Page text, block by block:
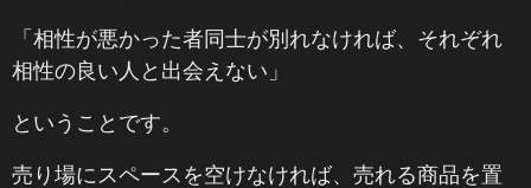
「相性が悪かった者同士が別れなければ、それぞれ
相性の良い人と出会えない」
ということです。
売り場にスペースを空けなければ、売れる商品を置